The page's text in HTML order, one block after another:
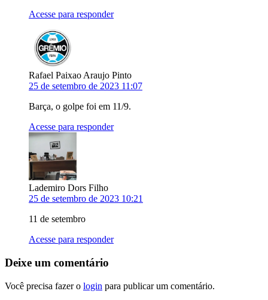
Acesse para responder
Rafael Paixao Araujo Pinto
25 de setembro de 2023 11:07
Barça, o golpe foi em 11/9.
Acesse para responder
Lademiro Dors Filho
25 de setembro de 2023 10:21
11 de setembro
Acesse para responder
Deixe um comentário
Você precisa fazer o login para publicar um comentário.